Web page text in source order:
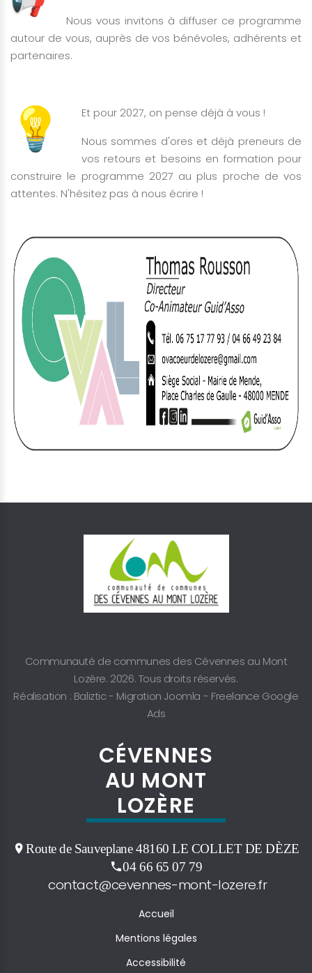
Nous vous invitons à diffuser ce programme
autour de vous, auprès de vos bénévoles, adhérents et
partenaires.
Et pour 2027, on pense déjà à vous !
Nous sommes d'ores et déjà preneurs de
vos retours et besoins en formation pour
construire le programme 2027 au plus proche de vos
attentes. N'hésitez pas à nous écrire !
Communauté de communes des Cévennes au Mont
Lozère. 2026. Tous droits réservés.
Réalisation : Baliztic - Migration Joomla - Freelance Google
Ads
CÉVENNES
AU MONT
LOZÈRE
Route de Sauveplane 48160 LE COLLET DE DÈZE
04 66 65 07 79
contact@cevennes-mont-lozere.fr
Accueil
Mentions légales
Accessibilité